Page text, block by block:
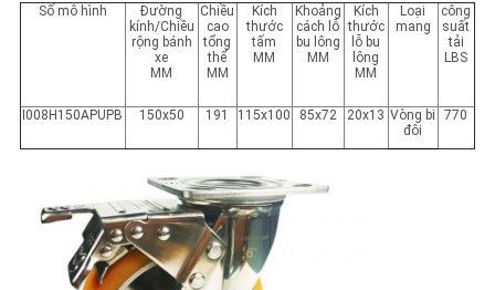
Số mô hình
Đường
kính/Chiều
rộng bánh
xe
MM
Chiều
cao
tổng
thể
MM
Kích
thước
tấm
MM
Khoảng
cách lỗ
bu lông
MM
Kích
thước
lỗ bu
lông
MM
Loại
mang
công
suất
tải
LBS
I008H150APUPB 150x50 191 115x100 85x72 20x13 Vòng bi
đôi
770